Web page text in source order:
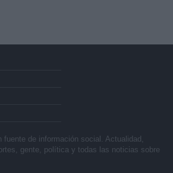
de información social. Actualidad,
gente, política y todas las noticias sobre